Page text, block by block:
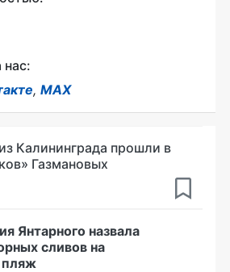
нас:
, MAX
Калининграда прошли в
Газмановых
Янтарного назвала
сливов на
пляж